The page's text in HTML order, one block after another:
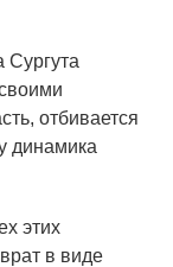
Сургута
отбивается
динамика
этих
в виде